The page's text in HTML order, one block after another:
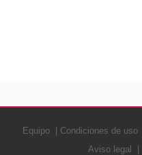
Equipo Condiciones de uso
Aviso legal